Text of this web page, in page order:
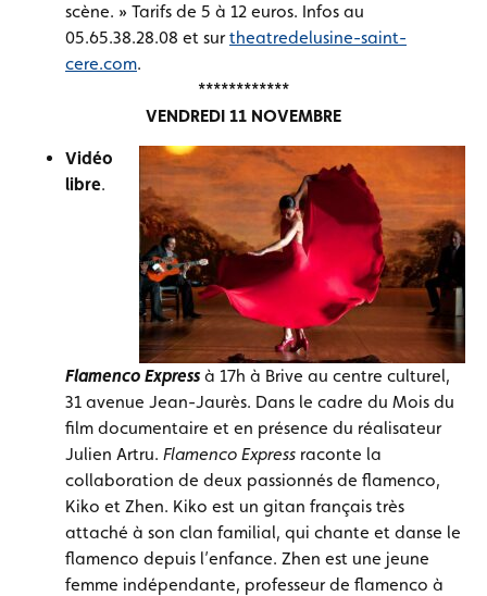
scène. » Tarifs de 5 à 12 euros. Infos au
05.65.38.28.08 et surtheatredelusine-saint-
cere.com.
************
VENDREDI 11 NOVEMBRE
Vidéo
libre.
Flamenco Express à 17h à Brive au centre culturel,
31 avenue Jean-Jaurès. Dans le cadre du Mois du
film documentaire et en présence du réalisateur
Julien Artru. Flamenco Express raconte la
collaboration de deux passionnés de flamenco,
Kiko et Zhen. Kiko est un gitan français très
attaché à son clan familial, qui chante et danse le
flamenco depuis l’enfance. Zhen est une jeune
femme indépendante, professeur de flamenco à